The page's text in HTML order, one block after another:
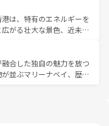
ナムコーヒーなどは、ぜ
訪れてもあたたかい人々
っと忘れられない旅にな
チェンマイなどの山岳地
ーケットやクラビの美し
ことができる。タイ料理
の季節にも異なる楽しみ
の人々、仏教を中心とし
、訪れる旅人を魅了し続
は、特有のエネルギーを
がる壮大な景色、近未来
。観光スポットが密集し
るのも魅力。息をのむよ
香港を存分に楽しみ尽く
合した独自の魅力を放つ
並ぶマリーナベイ、歴史